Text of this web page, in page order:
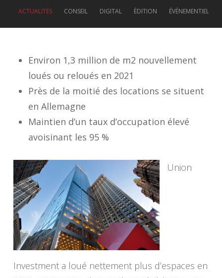
ACTUALITÉS CONSEIL DIGITAL ÉDITION ÉVÉNEMENTIEL
Environ 1,3 million de m2 nouvellement
loués ou reloués en 2021
Près de la moitié des locations se situent
en Allemagne
Maintien d’un taux d’occupation élevé
avoisinant les 95 %
Union
Investment a loué nettement plus d’espaces en